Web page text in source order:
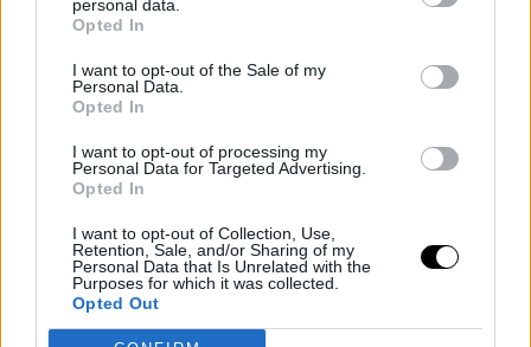
personal data.
Opted In
I want to opt-out of the Sale of my
Personal Data.
Opted In
I want to opt-out of processing my
Personal Data for Targeted Advertising.
Opted In
I want to opt-out of Collection, Use,
Retention, Sale, and/or Sharing of my
Personal Data that Is Unrelated with the
Purposes for which it was collected.
Opted Out
(proprio il bosniaco potrebbe essere uno di quei pochi
'specialisti', un osso duro da gnawe